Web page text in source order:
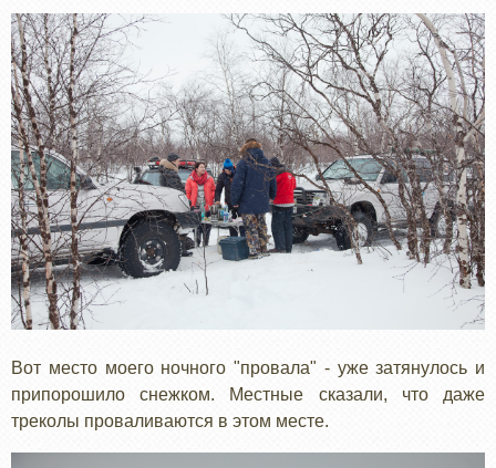
Вот место моего ночного "провала" - уже затянулось и
припорошило снежком. Местные сказали, что даже
треколы проваливаются в этом месте.